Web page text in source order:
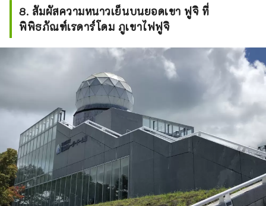
8. สัมผัสความหนาวเย็นบนยอดเขา ฟูจิ ที่
พิพิธภัณฑ์เรดาร์โดม ภูเขาไฟฟูจิ